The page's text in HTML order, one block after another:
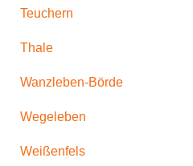
Teuchern
Thale
Wanzleben-Börde
Wegeleben
Weißenfels